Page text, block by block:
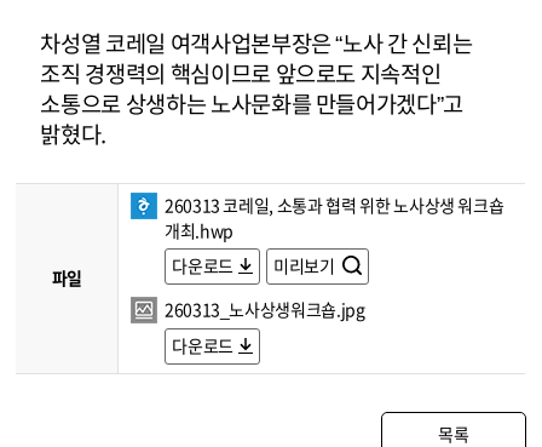
차성열 코레일 여객사업본부장은 “노사 간 신뢰는
조직 경쟁력의 핵심이므로 앞으로도 지속적인
소통으로 상생하는 노사문화를 만들어가겠다”고
밝혔다.
파일
260313 코레일, 소통과 협력 위한 노사상생 워크숍
개최.hwp
다운로드
미리보기
260313_노사상생워크숍.jpg
다운로드
목록